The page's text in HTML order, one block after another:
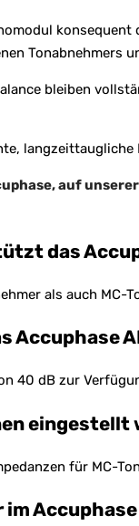
Tonabnehmers
bleiben
auf unserer
das
als auch
Accuphase
40 dB zur
eingestellt
für MC-